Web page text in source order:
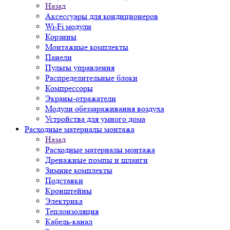
Назад
Аксессуары для кондиционеров
Wi-Fi модули
Корзины
Монтажные комплекты
Панели
Пульты управления
Распределительные блоки
Компрессоры
Экраны-отражатели
Модули обеззараживания воздуха
Устройства для умного дома
Расходные материалы монтажа
Назад
Расходные материалы монтажа
Дренажные помпы и шланги
Зимние комплекты
Подставки
Кронштейны
Электрика
Теплоизоляция
Кабель-канал